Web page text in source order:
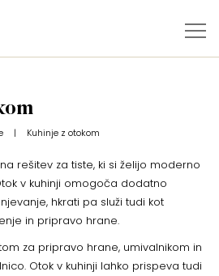
| Kuhinje z otokom
rešitev za tiste, ki si želijo moderno
v kuhinji omogoča dodatno
hkrati pa služi tudi kot
in pripravo hrane.
za pripravo hrane, umivalnikom in
Otok v kuhinji lahko prispeva tudi